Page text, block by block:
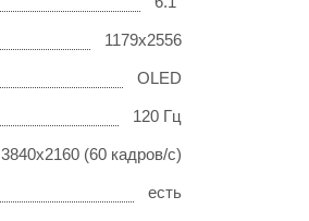
1179x2556
OLED
120 Гц
3840x2160 (60 кадров/с)
есть